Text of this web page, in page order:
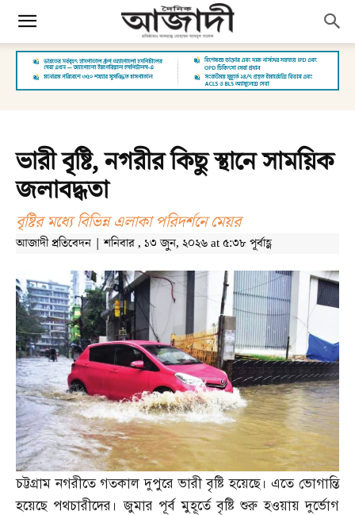
ভারী বৃষ্টি, নগরীর কিছু স্থানে সাময়িক
জলাবদ্ধতা
বৃষ্টির মধ্যে বিভিন্ন এলাকা পরিদর্শনে মেয়র
আজাদী প্রতিবেদন | শনিবার , ১৩ জুন, ২০২৬ at ৫:৩৮ পূর্বাহ্ণ
চট্টগ্রাম নগরীতে গতকাল দুপুরে ভারী বৃষ্টি হয়েছে। এতে ভোগান্তি
হয়েছে পথচারীদের। জুমার পূর্ব মুহূর্তে বৃষ্টি শুরু হওয়ায় দুর্ভোগ